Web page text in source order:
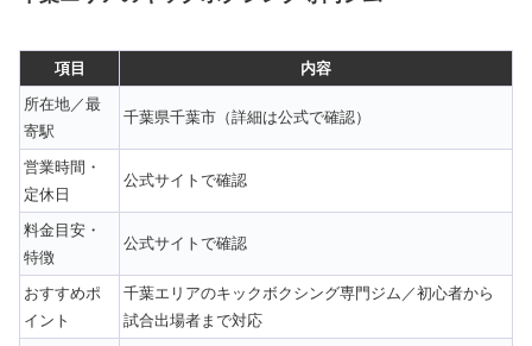
項目
内容
所在地／最
寄駅
千葉県千葉市（詳細は公式で確認）
営業時間・
定休日
公式サイトで確認
料金目安・
特徴
公式サイトで確認
おすすめポ
イント
千葉エリアのキックボクシング専門ジム／初心者から
試合出場者まで対応